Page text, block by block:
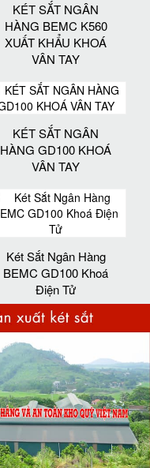
KÉT SẮT NGÂN
HÀNG BEMC K560
XUẤT KHẨU KHOÁ
VÂN TAY
KÉT SẮT NGÂN
HÀNG GD100 KHOÁ
VÂN TAY
Két Sắt Ngân Hàng
BEMC GD100 Khoá
Điện Tử